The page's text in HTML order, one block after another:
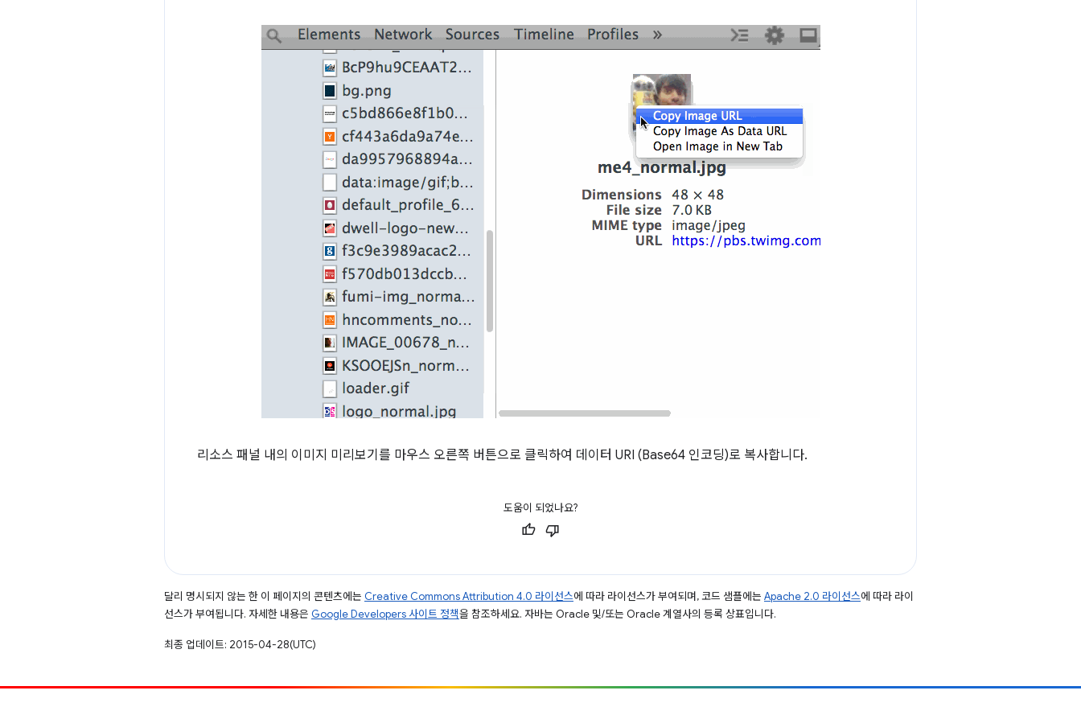
리소스 패널 내의 이미지 미리보기를 마우스 오른쪽 버튼으로 클릭하여 데이터 URI (Base64 인코딩)로 복사합니다.
도움이 되었나요?
달리 명시되지 않는 한 이 페이지의 콘텐츠에는 Creative Commons Attribution 4.0 라이선스에 따라 라이선스가 부여되며, 코드 샘플에는 Apache 2.0 라이선스에 따라 라이
선스가 부여됩니다. 자세한 내용은 Google Developers 사이트 정책을 참조하세요. 자바는 Oracle 및/또는 Oracle 계열사의 등록 상표입니다.
최종 업데이트: 2015-04-28(UTC)